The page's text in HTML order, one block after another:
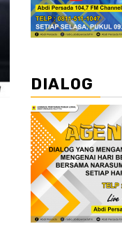
DIALOG